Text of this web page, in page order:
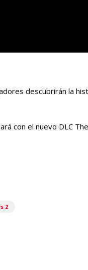
descubrirán la
con el nuevo DLC
2